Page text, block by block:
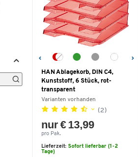
HAN Ablagekorb, DIN C4,
Kunststoff, 6 Stück, rot-
transparent
Varianten vorhanden
(2)
nur € 13,99
pro Pak.
Lieferzeit: Sofort lieferbar (1-2
Tage)